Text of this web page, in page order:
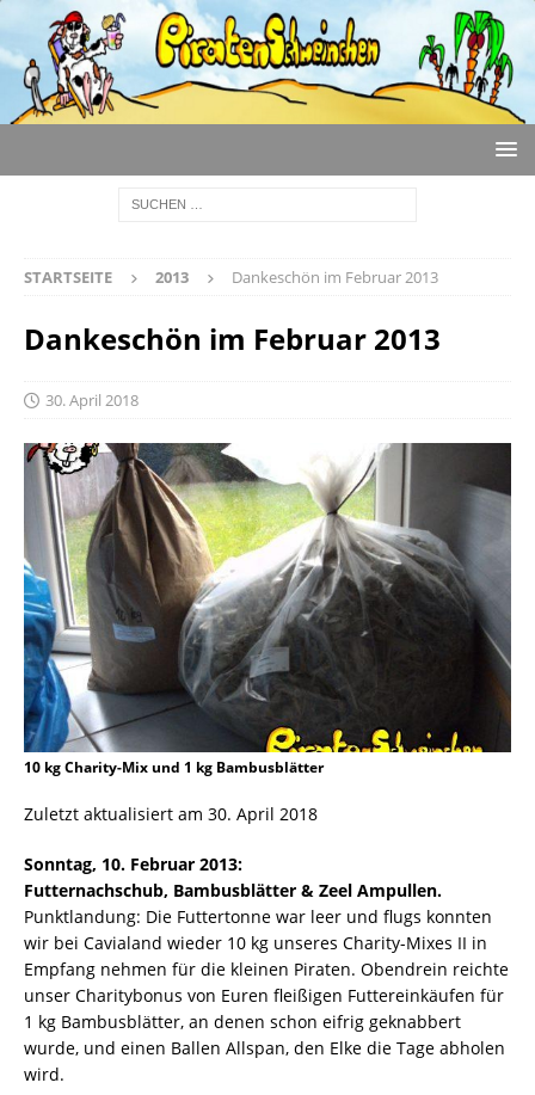
STARTSEITE 2013 Dankeschön im Februar 2013
Dankeschön im Februar 2013
30. April 2018
10 kg Charity-Mix und 1 kg Bambusblätter
Zuletzt aktualisiert am 30. April 2018
Sonntag, 10. Februar 2013:
Futternachschub, Bambusblätter & Zeel Ampullen.
Punktlandung: Die Futtertonne war leer und flugs konnten
wir bei Cavialand wieder 10 kg unseres Charity-Mixes II in
Empfang nehmen für die kleinen Piraten. Obendrein reichte
unser Charitybonus von Euren fleißigen Futtereinkäufen für
1 kg Bambusblätter, an denen schon eifrig geknabbert
wurde, und einen Ballen Allspan, den Elke die Tage abholen
wird.